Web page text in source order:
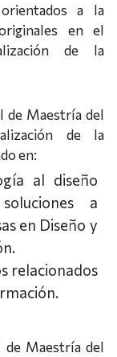
a la
en el
de la
de Maestría del
de la
en:
al diseño
a
en Diseño y
relacionados
de Maestría del